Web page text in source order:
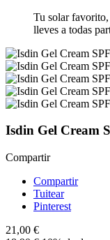
Tu solar
lleves a todas
Isdin Gel Cream
Compartir
Compartir
Tuitear
Pinterest
21,00 €